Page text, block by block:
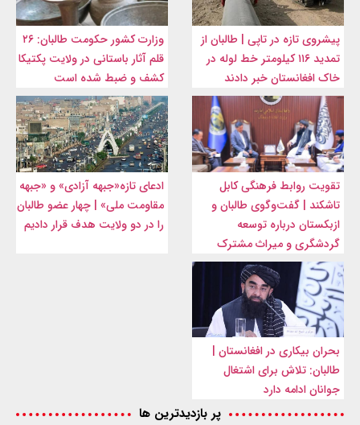
پیشروی تازه در تاپی | طالبان از
تمدید ۱۱۶ کیلومتر خط لوله در
خاک افغانستان خبر دادند
وزارت کشور حکومت طالبان: ۲۶
قلم آثار باستانی در ولایت پکتیکا
کشف و ضبط شده است
تقویت روابط فرهنگی کابل
تاشکند | گفت‌وگوی طالبان و
ازبکستان درباره توسعه
گردشگری و میراث مشترک
ادعای تازه«جبهه آزادی» و «جبهه
مقاومت ملی» | چهار عضو طالبان
را در دو ولایت هدف قرار دادیم
بحران بیکاری در افغانستان |
طالبان: تلاش برای اشتغال
جوانان ادامه دارد
پر بازدیدترین ها